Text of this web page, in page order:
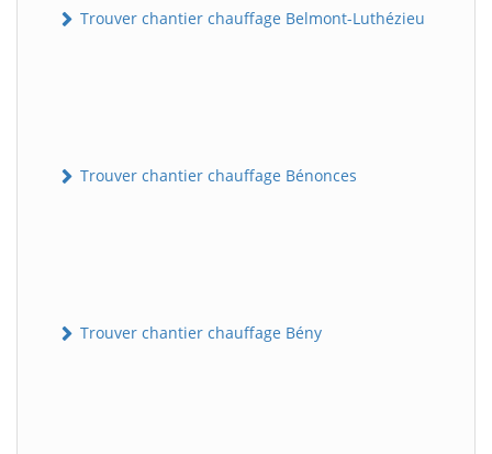
Trouver chantier chauffage Belmont-Luthézieu
Trouver chantier chauffage Bénonces
Trouver chantier chauffage Bény